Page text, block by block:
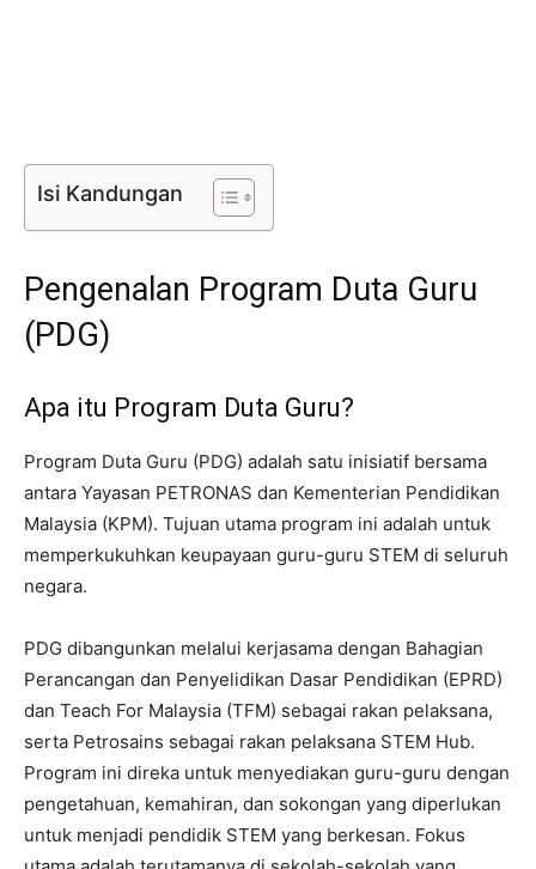
Isi Kandungan
Pengenalan Program Duta Guru
(PDG)
Apa itu Program Duta Guru?
Program Duta Guru (PDG) adalah satu inisiatif bersama
antara Yayasan PETRONAS dan Kementerian Pendidikan
Malaysia (KPM). Tujuan utama program ini adalah untuk
memperkukuhkan keupayaan guru-guru STEM di seluruh
negara.
PDG dibangunkan melalui kerjasama dengan Bahagian
Perancangan dan Penyelidikan Dasar Pendidikan (EPRD)
dan Teach For Malaysia (TFM) sebagai rakan pelaksana,
serta Petrosains sebagai rakan pelaksana STEM Hub.
Program ini direka untuk menyediakan guru-guru dengan
pengetahuan, kemahiran, dan sokongan yang diperlukan
untuk menjadi pendidik STEM yang berkesan. Fokus